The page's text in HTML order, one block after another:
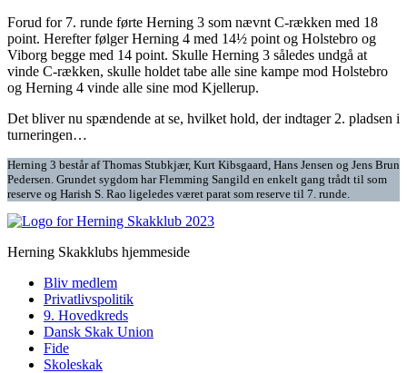
Forud for 7. runde førte Herning 3 som nævnt C-rækken med 18
point. Herefter følger Herning 4 med 14½ point og Holstebro og
Viborg begge med 14 point. Skulle Herning 3 således undgå at
vinde C-rækken, skulle holdet tabe alle sine kampe mod Holstebro
og Herning 4 vinde alle sine mod Kjellerup.
Det bliver nu spændende at se, hvilket hold, der indtager 2. pladsen i
turneringen…
Herning 3 består af Thomas Stubkjær, Kurt Kibsgaard, Hans Jensen og Jens Brun
Pedersen. Grundet sygdom har Flemming Sangild en enkelt gang trådt til som
reserve og Harish S. Rao ligeledes været parat som reserve til 7. runde.
Herning Skakklubs hjemmeside
Bliv medlem
Privatlivspolitik
9. Hovedkreds
Dansk Skak Union
Fide
Skoleskak